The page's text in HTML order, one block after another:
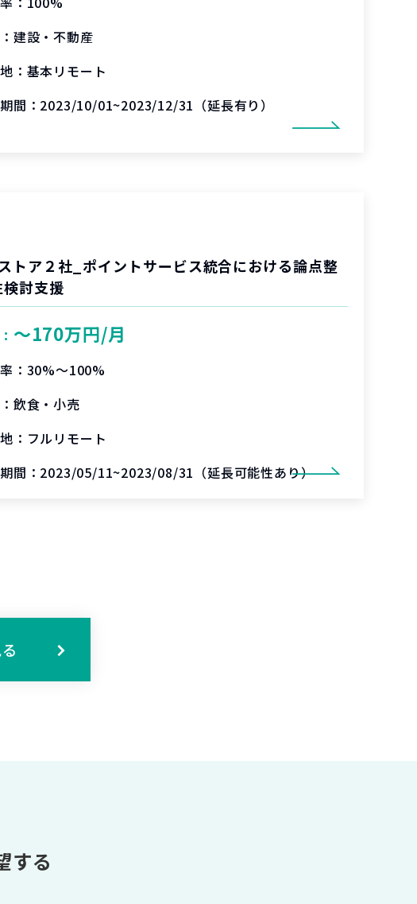
建設・不動産
： 基本リモート
間： 2023/10/01~2023/12/31（延長有り）
トア２社_ポイントサービス統合における論点整
討支援
〜170万円/月
： 30%〜100%
飲食・小売
： フルリモート
間： 2023/05/11~2023/08/31（延長可能性あり）
する